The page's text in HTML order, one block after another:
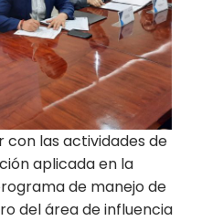
con las actividades de
aplicada en la
de manejo de
del área de influencia